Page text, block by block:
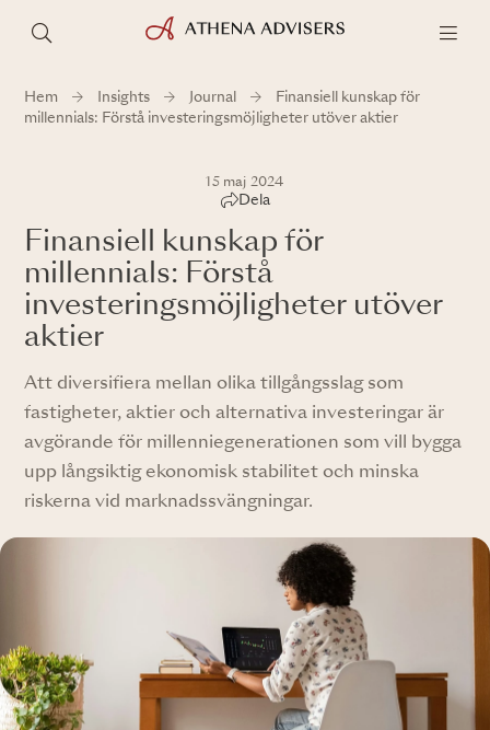
Hem Insights Journal
Finansiell kunskap för
millennials: Förstå investeringsmöjligheter utöver aktier
15 maj 2024
Dela
Finansiell kunskap för
millennials: Förstå
investeringsmöjligheter utöver
aktier
Att diversifiera mellan olika tillgångsslag som
fastigheter, aktier och alternativa investeringar är
avgörande för millenniegenerationen som vill bygga
upp långsiktig ekonomisk stabilitet och minska
riskerna vid marknadssvängningar.